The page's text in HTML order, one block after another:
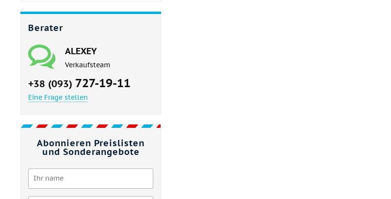
Berater
ALEXEY
Verkaufsteam
+38 (093) 727-19-11
Eine Frage stellen
Abonnieren Preislisten
und Sonderangebote